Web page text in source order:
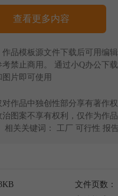
查看更多内容
作品模板源文件下载后可用编
禁止商用。 通过小Q办公下
片即可使用
对作品中独创性部分享有著作
图案不享有权利，仅作为作
相关关键词： 工厂 可行性 报告
文件页数：